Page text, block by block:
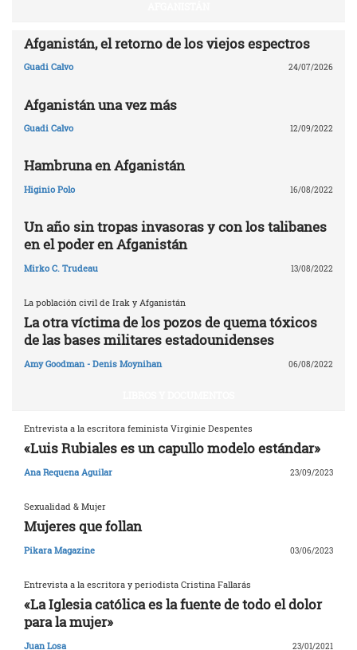
Afganistán, el retorno de los viejos espectros
Guadi Calvo 24/07/2026
Afganistán una vez más
Guadi Calvo 12/09/2022
Hambruna en Afganistán
Higinio Polo 16/08/2022
Un año sin tropas invasoras y con los talibanes
en el poder en Afganistán
Mirko C. Trudeau 13/08/2022
La población civil de Irak y Afganistán
La otra víctima de los pozos de quema tóxicos
de las bases militares estadounidenses
Amy Goodman - Denis Moynihan 06/08/2022
Entrevista a la escritora feminista Virginie Despentes
«Luis Rubiales es un capullo modelo estándar»
Ana Requena Aguilar 23/09/2023
Sexualidad & Mujer
Mujeres que follan
Pikara Magazine 03/06/2023
Entrevista a la escritora y periodista Cristina Fallarás
«La Iglesia católica es la fuente de todo el dolor
para la mujer»
Juan Losa 23/01/2021